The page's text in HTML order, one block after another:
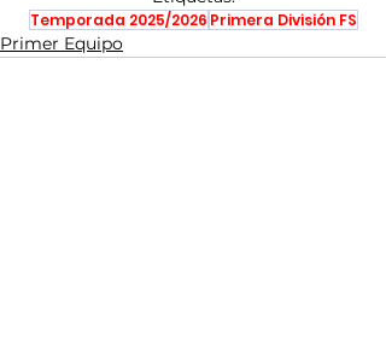
Temporada 2025/2026 Primera División FS
Primer Equipo